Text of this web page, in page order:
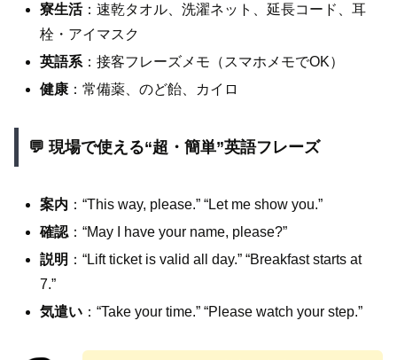
寮生活：速乾タオル、洗濯ネット、延長コード、耳
栓・アイマスク
英語系 ：接客フレーズメモ（スマホメモでOK）
健康 ：常備薬、のど飴、カイロ
💬 現場で使える“超・簡単”英語フレーズ
案内 ：“This way, please.” “Let me show you.”
確認 ：“May I have your name, please?”
説明 ：“Lift ticket is valid all day.” “Breakfast starts at
7.”
気遣い ：“Take your time.” “Please watch your step.”